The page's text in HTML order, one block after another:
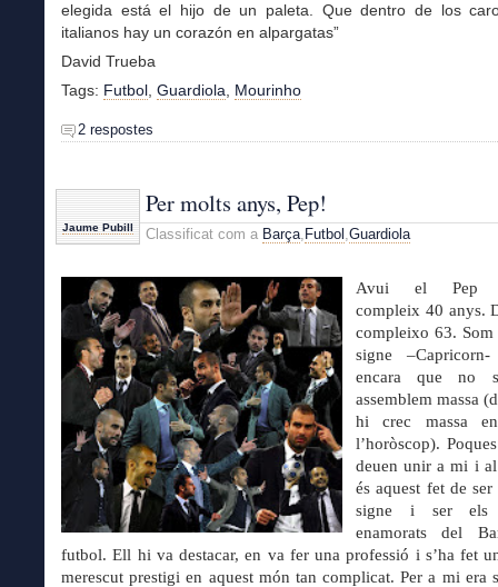
elegida está el hijo de un paleta. Que dentro de los
italianos hay un corazón en alpargatas”
David Trueba
Tags: Futbol, Guardiola, Mourinho
2 respostes
Jaume Pubill
Per molts anys, Pep!
Classificat com a Barça Futbol Guardiola
Avui el Pep
compleix 40 anys.
compleixo 63.
signe
encara que no
assemblem massa
hi crec massa
l’horòscop).
deuen unir a mi i
és aquest fet de
signe i ser els
enamorats del
futbol. Ell hi va destacar, en va fer una professió i s’ha fet
merescut prestigi en aquest món tan complicat. Per a mi era